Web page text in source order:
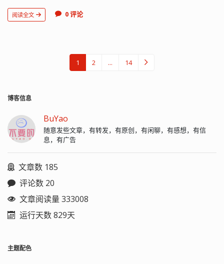
阅读全文 0 评论
1 2 ... 14
博客信息
BuYao
随意发些文章，有转发，有原创，有闲聊，有感想，有信
息，有广告
文章数 185
评论数 20
文章阅读量 333008
运行天数 829天
主题配色